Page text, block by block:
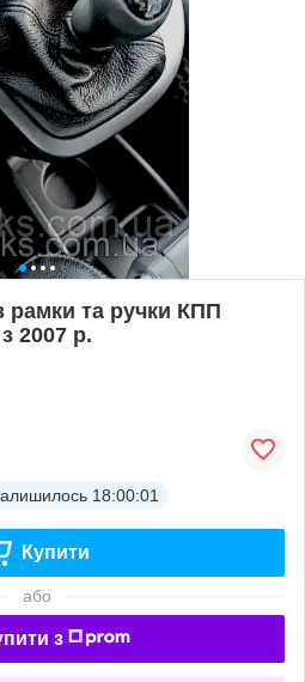
рамки та ручки КПП
2007 р.
18:00:00
Купити
або
з